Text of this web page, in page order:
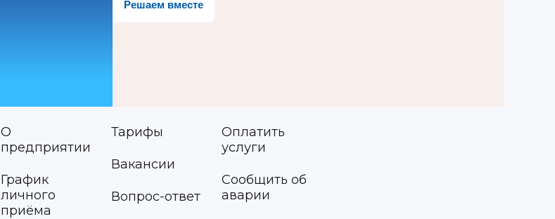
Решаем вместе
О
предприятии
График
личного
приёма
Тарифы
Вакансии
Вопрос-ответ
Оплатить
услуги
Сообщить об
аварии